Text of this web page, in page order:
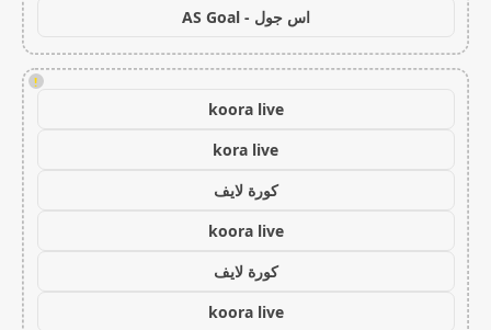
اس جول - AS Goal
!
koora live
kora live
كورة لايف
koora live
كورة لايف
koora live